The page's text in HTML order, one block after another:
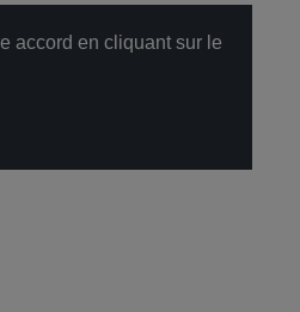
accord en cliquant sur le